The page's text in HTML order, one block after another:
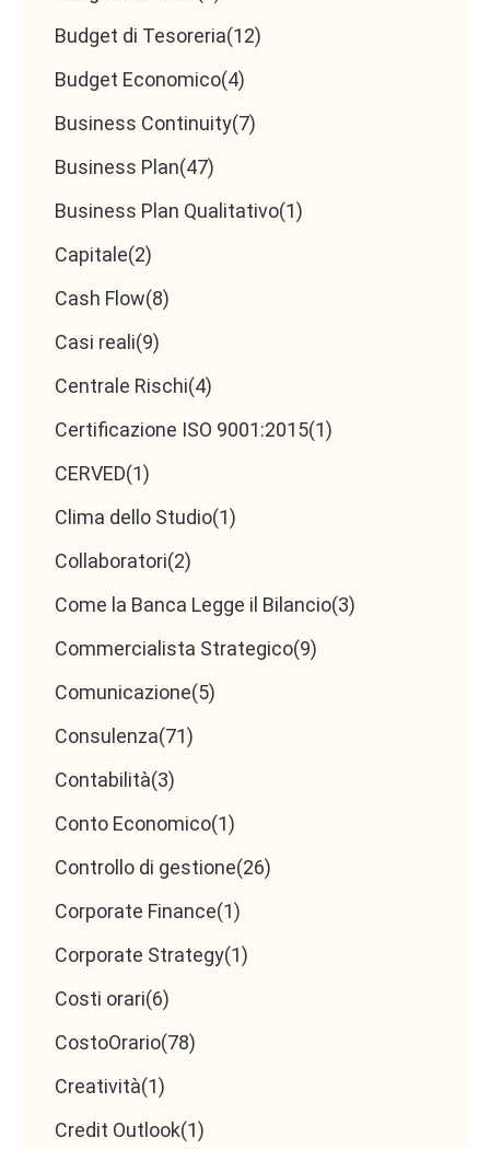
Budget di Tesoreria(12)
Budget Economico(4)
Business Continuity(7)
Business Plan(47)
Business Plan Qualitativo(1)
Capitale(2)
Cash Flow(8)
Casi reali(9)
Centrale Rischi(4)
Certificazione ISO 9001:2015(1)
CERVED(1)
Clima dello Studio(1)
Collaboratori(2)
Come la Banca Legge il Bilancio(3)
Commercialista Strategico(9)
Comunicazione(5)
Consulenza(71)
Contabilità(3)
Conto Economico(1)
Controllo di gestione(26)
Corporate Finance(1)
Corporate Strategy(1)
Costi orari(6)
CostoOrario(78)
Creatività(1)
Credit Outlook(1)